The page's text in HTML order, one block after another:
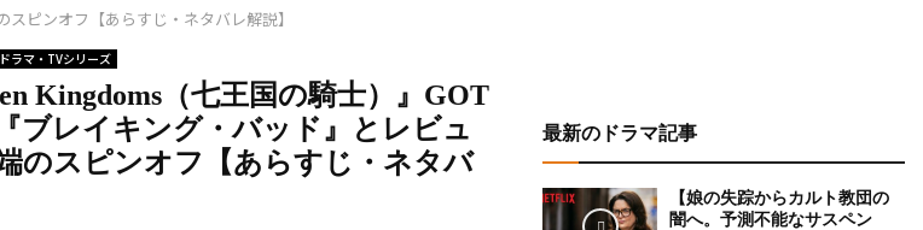
ピンオフ【あらすじ・ネタバレ解説】
ラマ・TVシリーズ
Kingdoms（七王国の騎士）』GOT
ブレイキング・バッド』とレビュ
のスピンオフ【あらすじ・ネタバ
最新のドラマ記事
【娘の失踪からカルト教団の
闇へ。予測不能なサスペン